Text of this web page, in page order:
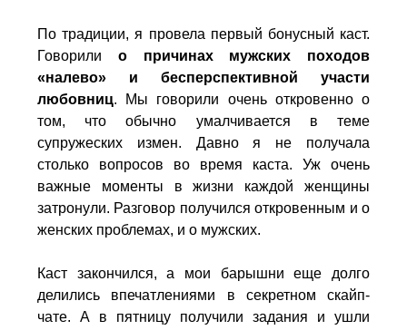
По традиции, я провела первый бонусный каст.
Говорили о причинах мужских походов
«налево» и бесперспективной участи
любовниц. Мы говорили очень откровенно о
том, что обычно умалчивается в теме
супружеских измен. Давно я не получала
столько вопросов во время каста. Уж очень
важные моменты в жизни каждой женщины
затронули. Разговор получился откровенным и о
женских проблемах, и о мужских.
Каст закончился, а мои барышни еще долго
делились впечатлениями в секретном скайп-
чате. А в пятницу получили задания и ушли